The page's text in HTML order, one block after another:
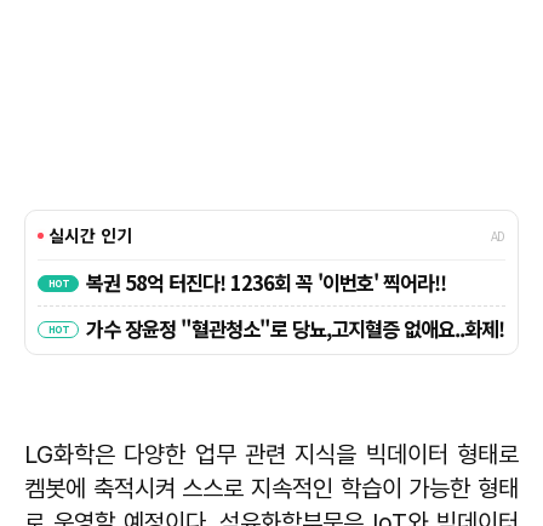
LG화학은 다양한 업무 관련 지식을 빅데이터 형태로
켐봇에 축적시켜 스스로 지속적인 학습이 가능한 형태